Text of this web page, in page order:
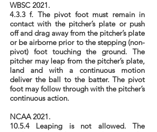
WBSC 2021.
4.3.3 f. The pivot foot must remain in
contact with the pitcher’s plate or push
off and drag away from the pitcher’s plate
or be airborne prior to the stepping (non-
pivot) foot touching the ground. The
pitcher may leap from the pitcher’s plate,
land and with a continuous motion
deliver the ball to the batter. The pivot
foot may follow through with the pitcher’s
continuous action.
NCAA 2021.
10.5.4 Leaping is not allowed. The